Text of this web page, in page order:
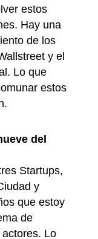
estos
Hay una
de los
y el
Lo que
estos
del
Startups,
y
que estoy
de
Lo